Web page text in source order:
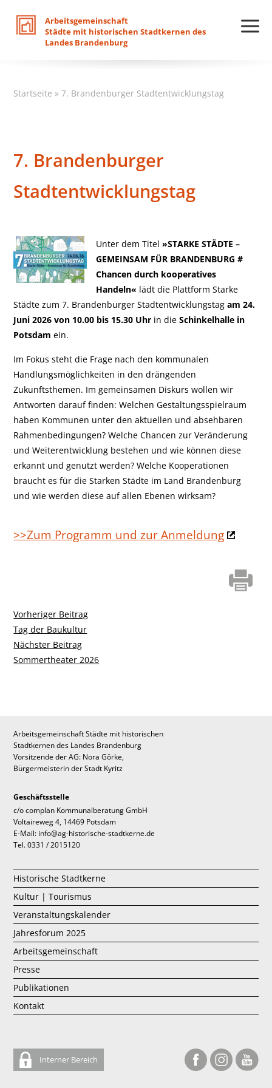
Arbeitsgemeinschaft
Städte mit historischen Stadtkernen des
Landes Brandenburg
Startseite »7. Brandenburger Stadtentwicklungstag
7. Brandenburger
Stadtentwicklungstag
Unter dem Titel»STARKE STÄDTE –
GEMEINSAM FÜR BRANDENBURG #
Chancen durch kooperatives
Handeln« lädt die Plattform Starke
Städte zum 7. Brandenburger Stadtentwicklungstagam 24.
Juni 2026 von 10.00 bis 15.30 Uhr in dieSchinkelhalle in
Potsdam ein.
Im Fokus steht die Frage nach den kommunalen
Handlungsmöglichkeiten in den drängenden
Zukunftsthemen. Im gemeinsamen Diskurs wollen wir
Antworten darauf finden: Welchen Gestaltungsspielraum
haben Kommunen unter den aktuellen und absehbaren
Rahmenbedingungen? Welche Chancen zur Veränderung
und Weiterentwicklung bestehen und wie können diese
erkannt und genutzt werden? Welche Kooperationen
braucht es für die Starken Städte im Land Brandenburg
und wie werden diese auf allen Ebenen wirksam?
>>Zum Programm und zur Anmeldung
Beitragsnavigation
Vorheriger BeitragVorheriger
Tag der Baukultur
Nächster BeitragNächster
Beitrag:
Sommertheater 2026
Arbeitsgemeinschaft Städte mit historischen
Stadtkernen des Landes Brandenburg
Vorsitzende der AG: Nora Görke,
Bürgermeisterin der Stadt Kyritz
Geschäftsstelle
c/o complan Kommunalberatung GmbH
Voltaireweg 4, 14469 Potsdam
E-Mail: info@ag-historische-stadtkerne.de
Tel. 0331 / 2015120
Historische Stadtkerne
Kultur | Tourismus
Veranstaltungskalender
Jahresforum 2025
Arbeitsgemeinschaft
Presse
Publikationen
Kontakt
Interner Bereich